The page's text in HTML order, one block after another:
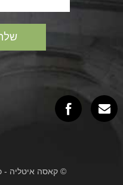
© קאסה איטליה - כל